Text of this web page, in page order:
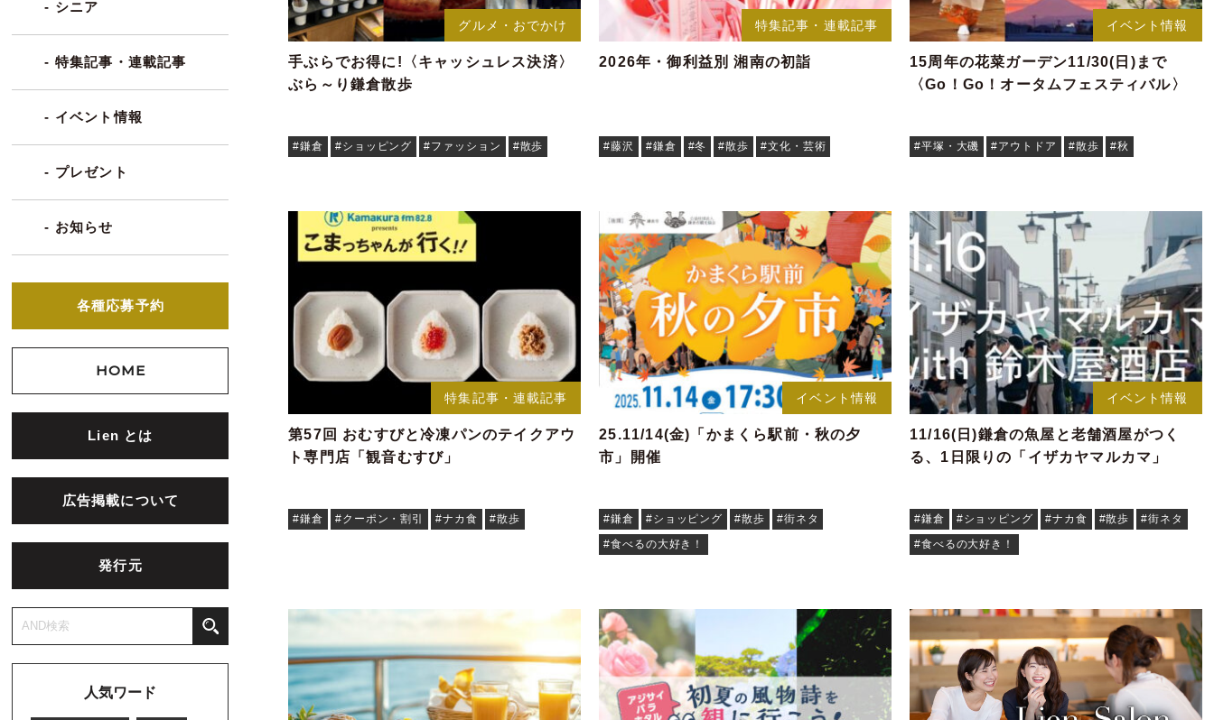
- シニア
- 特集記事・連載記事
- イベント情報
- プレゼント
- お知らせ
各種応募予約
HOME
Lien とは
広告掲載について
発行元
人気ワード
グルメ・おでかけ
手ぶらでお得に!〈キャッシュレス決済〉
ぶら～り鎌倉散歩
#鎌倉 #ショッピング #ファッション #散歩
特集記事・連載記事
2026年・御利益別 湘南の初詣
#藤沢 #鎌倉 #冬 #散歩 #文化・芸術
イベント情報
15周年の花菜ガーデン11/30(日)まで
〈Go！Go！オータムフェスティバル〉
#平塚・大磯 #アウトドア #散歩 #秋
特集記事・連載記事
第57回 おむすびと冷凍パンのテイクアウ
ト専門店「観音むすび」
#鎌倉 #クーポン・割引 #ナカ食 #散歩
イベント情報
25.11/14(金)「かまくら駅前・秋の夕
市」開催
#鎌倉 #ショッピング #散歩
#街ネタ
#食べるの大好き！
イベント情報
11/16(日)鎌倉の魚屋と老舗酒屋がつく
る、1日限りの「イザカヤマルカマ」
#鎌倉 #ショッピング #ナカ食 #散歩
#街ネタ
#食べるの大好き！